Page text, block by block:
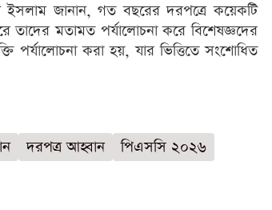
ইসলাম জানান, গত বছরের দরপত্রে কয়েকটি
তাদের মতামত পর্যালোচনা করে বিশেষজ্ঞদের
পর্যালোচনা করা হয়, যার ভিত্তিতে সংশোধিত
দরপত্র আহ্বান পিএসসি ২০২৬